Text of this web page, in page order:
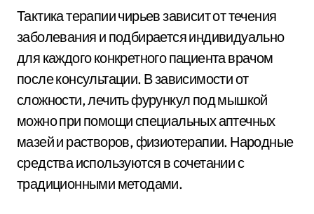
Тактика терапии чирьев зависит от течения
заболевания и подбирается индивидуально
для каждого конкретного пациента врачом
после консультации. В зависимости от
сложности, лечить фурункул под мышкой
можно при помощи специальных аптечных
мазей и растворов, физиотерапии. Народные
средства используются в сочетании с
традиционными методами.